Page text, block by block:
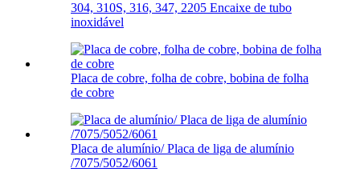
304, 310S, 316, 347, 2205 Encaixe de tubo
inoxidável
Placa de cobre, folha de cobre, bobina de folha
de cobre
Placa de alumínio/ Placa de liga de alumínio
/7075/5052/6061